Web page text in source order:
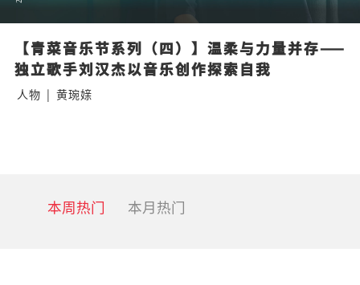
【青菜音乐节系列（四）】温柔与力量并存——
独立歌手刘汉杰以音乐创作探索自我
人物 | 黄琬媇
本周热门 本月热门